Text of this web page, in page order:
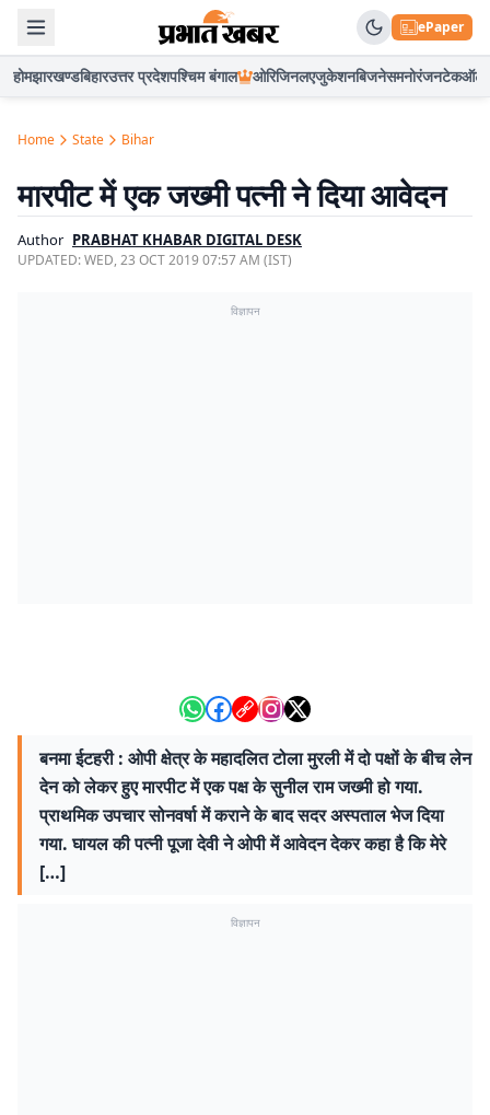
ePaper
होमझारखण्डबिहारउत्तर प्रदेशपश्चिम बंगाल ओरिजिनलएजुकेशनबिजनेसमनोरंजनटेकऑटो
Home State Bihar
मारपीट में एक जख्मी पत्नी ने दिया आवेदन
Author PRABHAT KHABAR DIGITAL DESK
UPDATED:WED, 23 OCT 2019 07:57 AM (IST)
विज्ञापन
बनमा ईटहरी : ओपी क्षेत्र के महादलित टोला मुरली में दो पक्षों के बीच लेन
देन को लेकर हुए मारपीट में एक पक्ष के सुनील राम जख्मी हो गया.
प्राथमिक उपचार सोनवर्षा में कराने के बाद सदर अस्पताल भेज दिया
गया. घायल की पत्नी पूजा देवी ने ओपी में आवेदन देकर कहा है कि मेरे
[…]
विज्ञापन